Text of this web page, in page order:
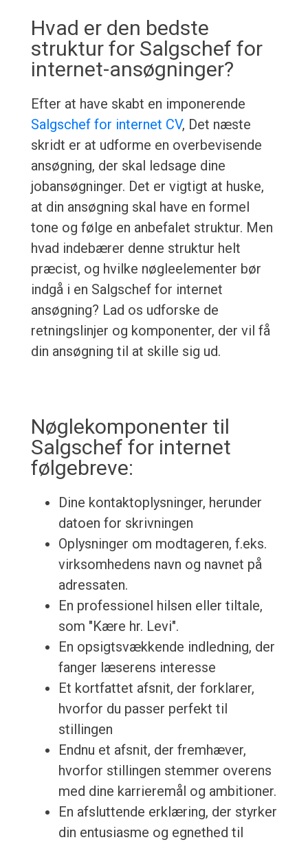
Hvad er den bedste
struktur for Salgschef for
internet-ansøgninger?
Efter at have skabt en imponerende
Salgschef for internet CV, Det næste
skridt er at udforme en overbevisende
ansøgning, der skal ledsage dine
jobansøgninger. Det er vigtigt at huske,
at din ansøgning skal have en formel
tone og følge en anbefalet struktur. Men
hvad indebærer denne struktur helt
præcist, og hvilke nøgleelementer bør
indgå i en Salgschef for internet
ansøgning? Lad os udforske de
retningslinjer og komponenter, der vil få
din ansøgning til at skille sig ud.
Nøglekomponenter til
Salgschef for internet
følgebreve:
Dine kontaktoplysninger, herunder
datoen for skrivningen
Oplysninger om modtageren, f.eks.
virksomhedens navn og navnet på
adressaten.
En professionel hilsen eller tiltale,
som "Kære hr. Levi".
En opsigtsvækkende indledning, der
fanger læserens interesse
Et kortfattet afsnit, der forklarer,
hvorfor du passer perfekt til
stillingen
Endnu et afsnit, der fremhæver,
hvorfor stillingen stemmer overens
med dine karrieremål og ambitioner.
En afsluttende erklæring, der styrker
din entusiasme og egnethed til